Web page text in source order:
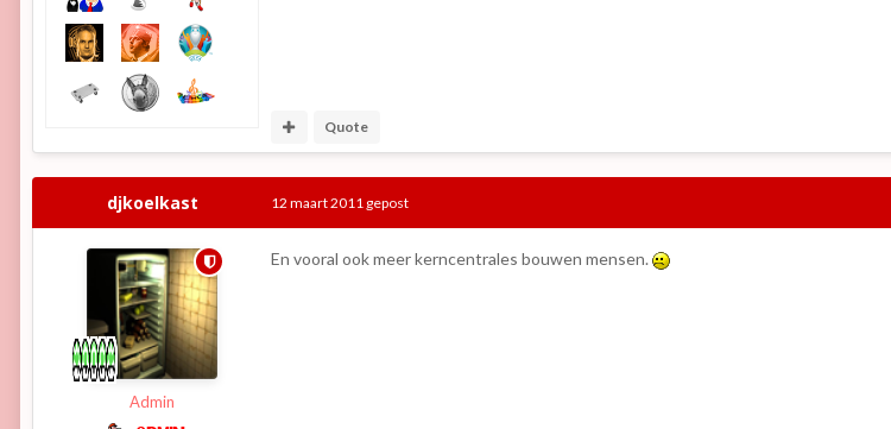
Quote
djkoelkast
Admin
12 maart 2011 gepost
En vooral ook meer kerncentrales bouwen mensen.